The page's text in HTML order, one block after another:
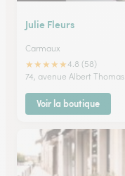
Julie Fleurs
Carmaux
★★★★★4.8 (58)
74, avenue Albert Thomas
Voir la boutique